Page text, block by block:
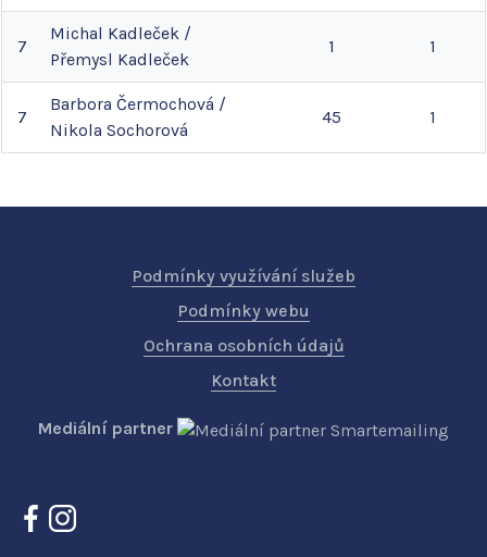
7
Michal Kadleček /
Přemysl Kadleček
1 1
7
Barbora Čermochová /
Nikola Sochorová
45 1
Podmínky využívání služeb
Podmínky webu
Ochrana osobních údajů
Kontakt
Mediální partner